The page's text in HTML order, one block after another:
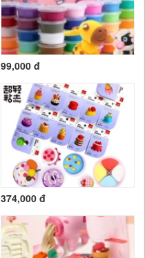
99,000 đ
374,000 đ